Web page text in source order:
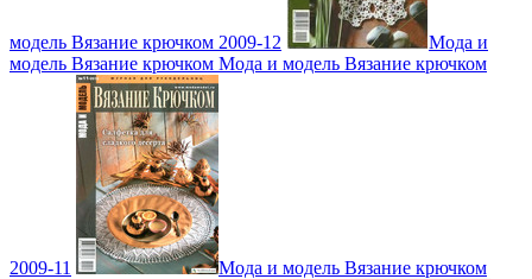
модель Вязание крючком 2009-12
Мода и
модель Вязание крючком Мода и модель Вязание крючком
2009-11 Мода и модель Вязание крючком